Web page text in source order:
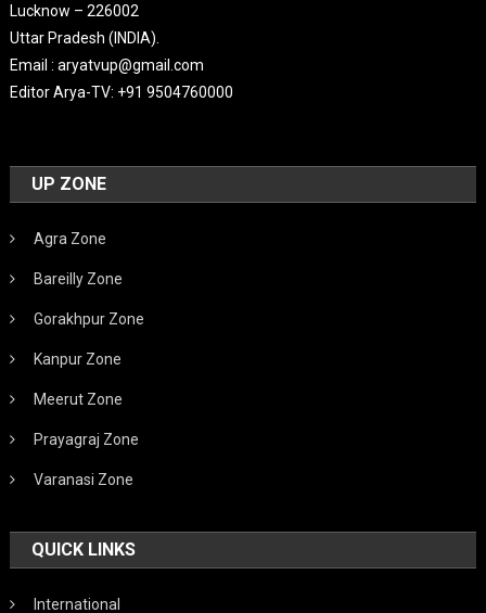
Lucknow – 226002
Uttar Pradesh (INDIA).
Email : aryatvup@gmail.com
Editor Arya-TV: +91 9504760000
UP ZONE
Agra Zone
Bareilly Zone
Gorakhpur Zone
Kanpur Zone
Meerut Zone
Prayagraj Zone
Varanasi Zone
QUICK LINKS
International